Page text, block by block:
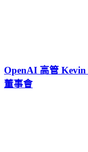
OpenAI 高管 Kevin
董事會